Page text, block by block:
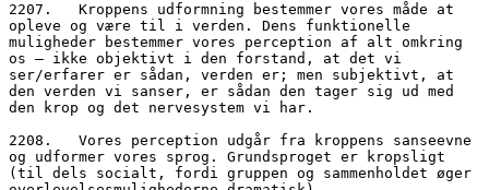
2207.	Kroppens udformning bestemmer vores måde at
opleve og være til i verden. Dens funktionelle
muligheder bestemmer vores perception af alt omkring
os – ikke objektivt i den forstand, at det vi
ser/erfarer er sådan, verden er; men subjektivt, at
den verden vi sanser, er sådan den tager sig ud med
den krop og det nervesystem vi har.
2208.	Vores perception udgår fra kroppens sanseevne
og udformer vores sprog. Grundsproget er kropsligt
(til dels socialt, fordi gruppen og sammenholdet øger